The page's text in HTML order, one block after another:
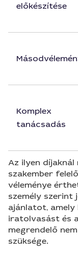
előkészítése
Komplex
tanácsadás
Az ilyen
szakember
véleménye
személy szerint
ajánlatot,
iratolvasást és
megrendelő
szüksége.